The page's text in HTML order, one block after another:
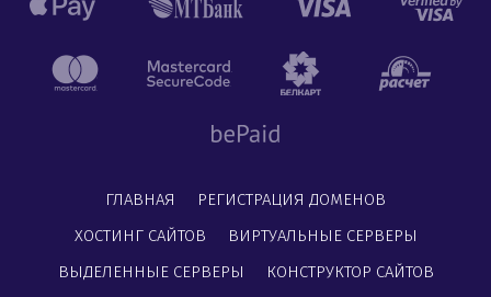
ГЛАВНАЯ
РЕГИСТРАЦИЯ ДОМЕНОВ
ХОСТИНГ САЙТОВ
ВИРТУАЛЬНЫЕ СЕРВЕРЫ
ВЫДЕЛЕННЫЕ СЕРВЕРЫ
КОНСТРУКТОР САЙТОВ